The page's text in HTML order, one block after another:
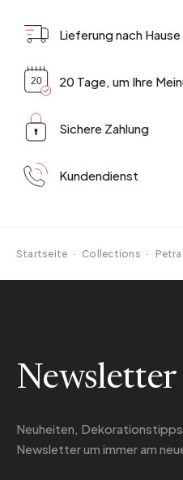
Lieferung nach
20 Tage, um Ihre
Sichere Zahlung
Kundendienst
Startseite · Collections · Petra
Newsletter
Neuheiten, Dekorationstipps
Newsletterum immer am